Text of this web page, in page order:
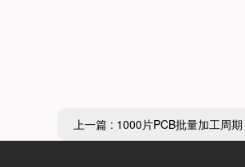
上一篇 : 1000片PCB批量加工周期